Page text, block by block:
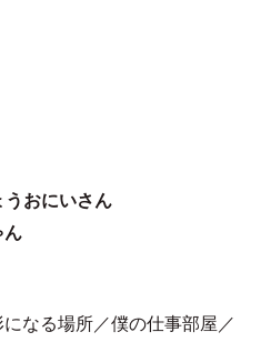
うおにいさん
ん
なる場所／僕の仕事部屋／